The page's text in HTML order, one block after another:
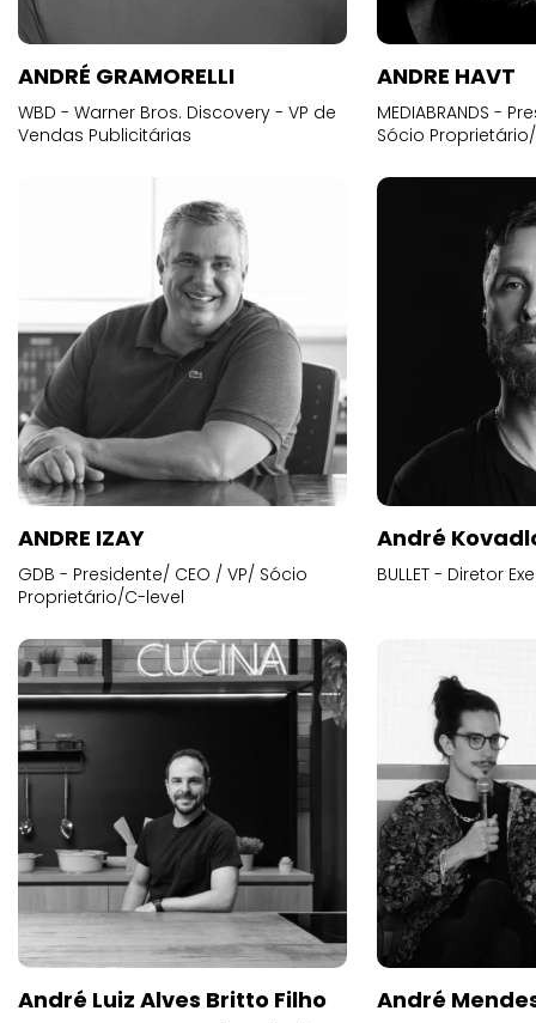
ANDRÉ GRAMORELLI
WBD - Warner Bros. Discovery - VP de
Vendas Publicitárias
ANDRE HAVT
MEDIABRANDS -
Sócio
ANDRE IZAY
GDB - Presidente/ CEO / VP/ Sócio
Proprietário/C-level
André
BULLET - Diretor
André Luiz Alves Britto Filho André